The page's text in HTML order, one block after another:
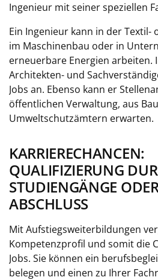
Ingenieur mit seiner speziellen
Ein Ingenieur kann in der Textil-
im Maschinenbau oder in
erneuerbare Energien arbeiten.
Architekten- und
Jobs an. Ebenso kann er
öffentlichen Verwaltung, aus
Umweltschutzämtern erwarten.
KARRIERECHANCEN:
QUALIFIZIERUNG
STUDIENGÄNGE
ABSCHLUSS
Mit Aufstiegsweiterbildungen
Kompetenzprofil und somit die
Jobs. Sie können ein
belegen und einen zu Ihrer